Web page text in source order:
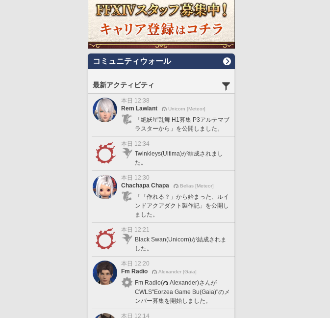
コミュニティウォール
最新アクティビティ
本日 12:38
Rem Lawlant
Unicorn [Meteor]
「絶妖星乱舞 H1募集 P3アルテマブ
ラスターから」を公開しました。
本日 12:34
Twinkleys(Ultima)が結成されまし
た。
本日 12:30
Chachapa Chapa
Belias [Meteor]
「「作れる？」から始まった、ルイ
ンドアクアダクト製作記」を公開し
ました。
本日 12:21
Black Swan(Unicorn)が結成されま
した。
本日 12:20
Fm Radio
Alexander [Gaia]
Fm Radio(
Alexander)さんが
CWLS"Eorzea Game Bu(Gaia)"のメ
ンバー募集を開始しました。
本日 12:14